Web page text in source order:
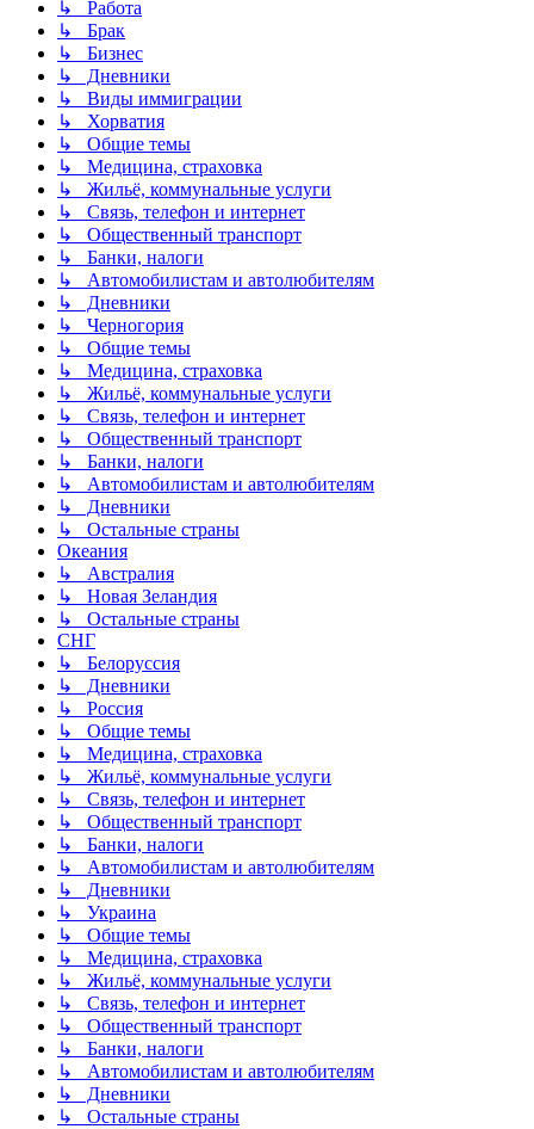
↳ Работа
↳ Брак
↳ Бизнес
↳ Дневники
↳ Виды иммиграции
↳ Хорватия
↳ Общие темы
↳ Медицина, страховка
↳ Жильё, коммунальные услуги
↳ Связь, телефон и интернет
↳ Общественный транспорт
↳ Банки, налоги
↳ Автомобилистам и автолюбителям
↳ Дневники
↳ Черногория
↳ Общие темы
↳ Медицина, страховка
↳ Жильё, коммунальные услуги
↳ Связь, телефон и интернет
↳ Общественный транспорт
↳ Банки, налоги
↳ Автомобилистам и автолюбителям
↳ Дневники
↳ Остальные страны
Океания
↳ Австралия
↳ Новая Зеландия
↳ Остальные страны
СНГ
↳ Белоруссия
↳ Дневники
↳ Россия
↳ Общие темы
↳ Медицина, страховка
↳ Жильё, коммунальные услуги
↳ Связь, телефон и интернет
↳ Общественный транспорт
↳ Банки, налоги
↳ Автомобилистам и автолюбителям
↳ Дневники
↳ Украина
↳ Общие темы
↳ Медицина, страховка
↳ Жильё, коммунальные услуги
↳ Связь, телефон и интернет
↳ Общественный транспорт
↳ Банки, налоги
↳ Автомобилистам и автолюбителям
↳ Дневники
↳ Остальные страны